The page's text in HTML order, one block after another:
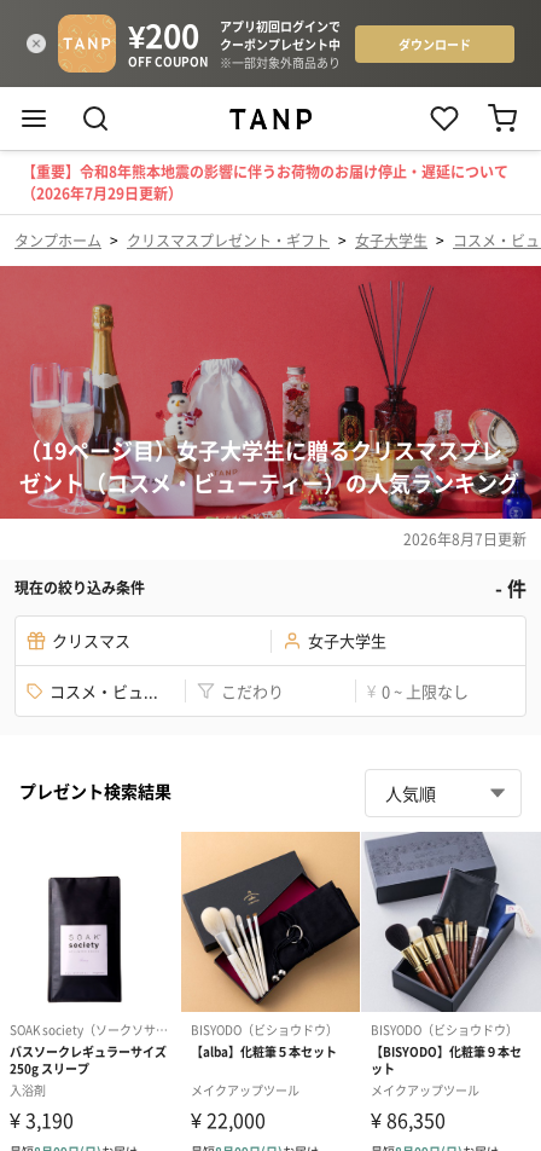
【重要】令和8年熊本地震の影響に伴うお荷物のお届け停止・遅延について
（2026年7月29日更新）
タンプホーム > クリスマスプレゼント・ギフト > 女子大学生 > コスメ・ビ
（19ページ目）女子大学生に贈るクリスマスプレ
ゼント（コスメ・ビューティー）の人気ランキング
2026年8月7日更新
現在の絞り込み条件 -件
クリスマス 女子大学生
コスメ・ビュ... こだわり ¥ 0 ~ 上限なし
プレゼント検索結果